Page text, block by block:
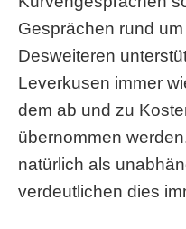
Gesprächen rund
Desweiteren
Leverkusen immer
dem ab und zu
übernommen
natürlich als
verdeutlichen dies